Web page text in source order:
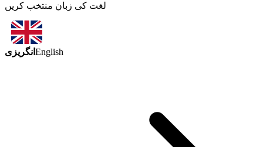
لغت کی زبان منتخب کریں
انگریزی English